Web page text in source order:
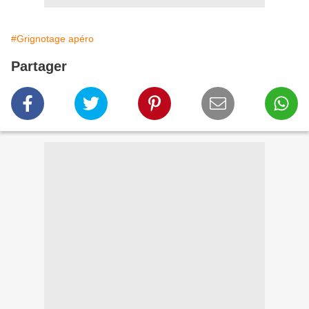
#Grignotage apéro
Partager